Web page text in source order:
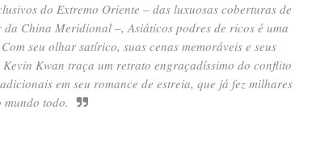
do Extremo Oriente – das luxuosas coberturas de
China Meridional –, Asiáticos podres de ricos é uma
seu olhar satírico, suas cenas memoráveis e seus
Kwan traça um retrato engraçadíssimo do conflito
em seu romance de estreia, que já fez milhares
todo.